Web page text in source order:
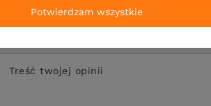
Twoja ocena:
5/5
Treść twojej opinii
Potwierdzam wszystkie